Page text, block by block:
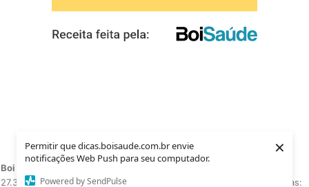
Permitir que dicas.boisaude.com.br envie
notificações Web Push para seu computador.
Powered by SendPulse
×
Boi Saúde 2021
27.369.466/0001-15Telefone: (17) 4141-3292 - Conheça nossas: